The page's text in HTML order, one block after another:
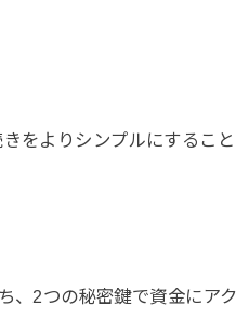
をよりシンプルにすること
、2つの秘密鍵で資金にアク